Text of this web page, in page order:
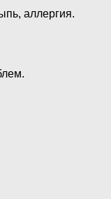
аллергия.